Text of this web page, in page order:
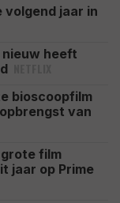
volgend jaar in
heeft
bioscoopfilm
van
film
jaar op Prime